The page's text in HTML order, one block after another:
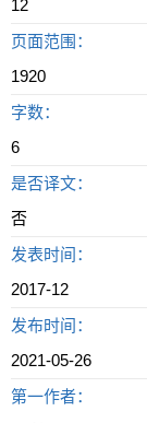
12
页面范围：
1920
字数：
6
是否译文：
否
发表时间：
2017-12
发布时间：
2021-05-26
第一作者：